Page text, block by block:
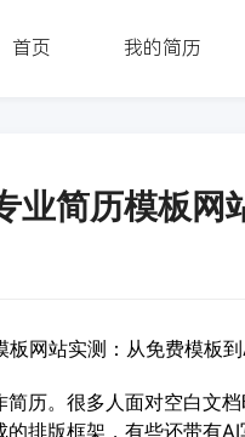
首页 我的简历
业简历模板网
网站实测：从免费模板
历。很多人面对空白文
排版框架，有些还带有